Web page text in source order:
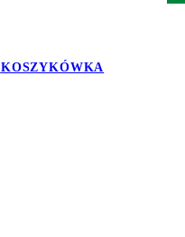
KOSZYKÓWKA